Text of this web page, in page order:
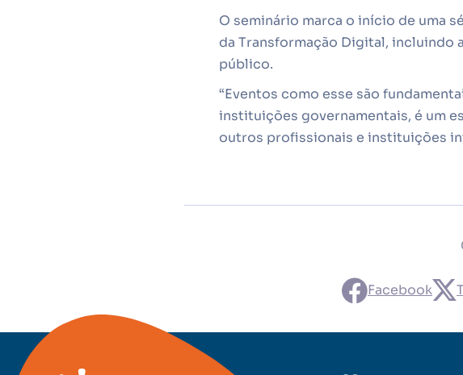
O seminário marca o início de uma
da Transformação Digital, incluindo
público.
“Eventos como esse são
instituições governamentais, é um
outros profissionais e instituições
Facebook